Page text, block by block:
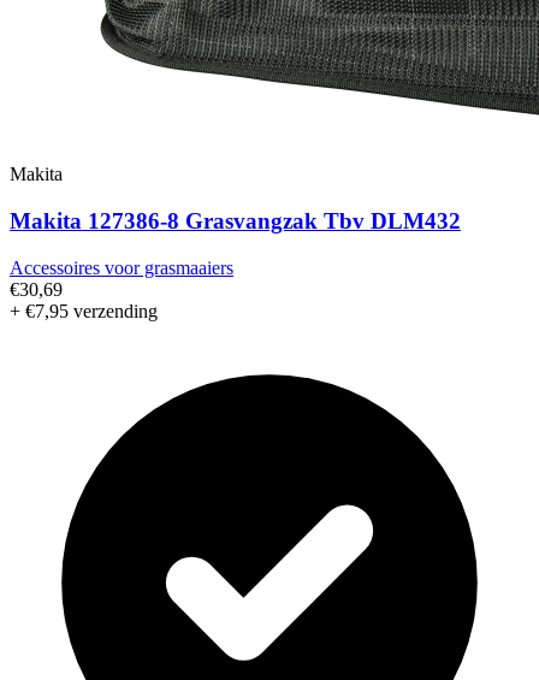
Makita
Makita 127386-8 Grasvangzak Tbv DLM432
Accessoires voor grasmaaiers
€30,69
+ €7,95 verzending